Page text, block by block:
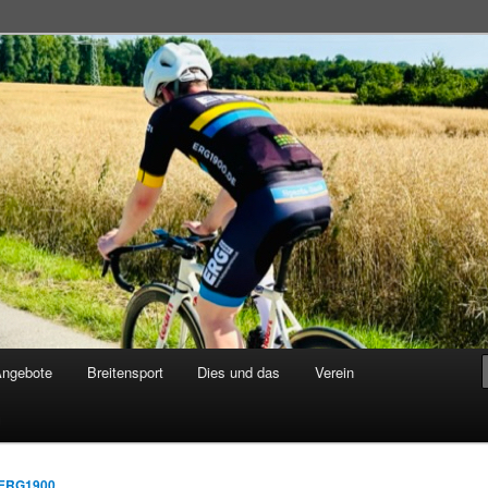
Breitensport Dies und das Verein